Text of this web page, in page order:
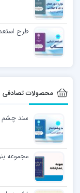
طرح
محصولات تصادفی
سند چشم
مجموعه